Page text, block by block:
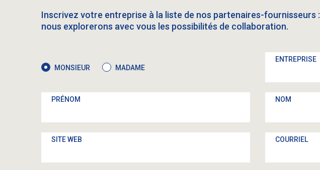
Inscrivez votre entreprise à la liste de nos partenaires-fournisseurs :
nous explorerons avec vous les possibilités de collaboration.
MONSIEUR MADAME
ENTREPRISE
PRÉNOM NOM
SITE WEB COURRIEL